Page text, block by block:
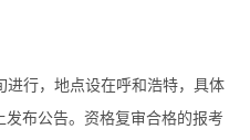
行，地点设在呼和浩特，具体
布公告。资格复审合格的报考